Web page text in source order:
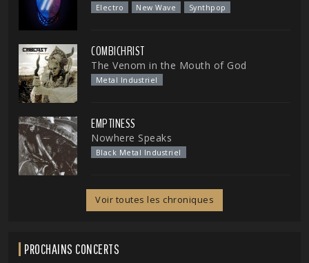
Electro New Wave Synthpop
COMBICHRIST
The Venom in the Mouth of God
Metal Industriel
EMPTINESS
Nowhere Speaks
Black Metal Industriel
Voir toutes les chroniques
PROCHAINS CONCERTS